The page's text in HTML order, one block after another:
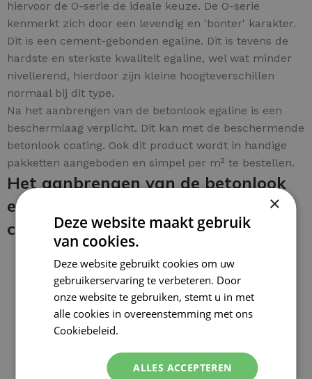
hiervoor de O-serie de ideale keuze. De O-serie
kenmerkt zich door een levendig en 'bonter' karakter.
Dit is een cement-gebonden egaline. Dit is tevens de
hardste en sterkste kwaliteit egaline, wel wat minder
nivellerend, hierdoor zijn kleine hoogteverschillen
normaal bij dit type.
Na het aanbrengen van de betonlook egaline is een
beschermlaag verplicht. Dit kan met de beschermende
betonlook coating. Ook dit product wordt in handige
pakketten aangeboden en simpel per m² te bestellen.
Het aanbrengen van de betonlook
egaline en de beschermende
coating:
×
Deze website maakt gebruik
van cookies.
Deze website gebruikt cookies om uw
gebruikerservaring te verbeteren. Door
onze website te gebruiken, stemt u in met
alle cookies in overeenstemming met ons
Cookiebeleid.
ALLES ACCEPTEREN